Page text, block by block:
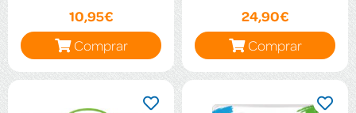
10,95€
Comprar
24,90€
Comprar